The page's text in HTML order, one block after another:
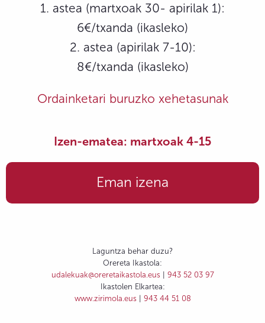
1. astea (martxoak 30- apirilak 1):
6€/txanda (ikasleko)
2. astea (apirilak 7-10):
8€/txanda (ikasleko)
Ordainketari buruzko xehetasunak
Izen-ematea: martxoak 4-15
Eman izena
Laguntza behar duzu?
Orereta Ikastola:
udalekuak@oreretaikastola.eus | 943 52 03 97
Ikastolen Elkartea:
www.zirimola.eus | 943 44 51 08